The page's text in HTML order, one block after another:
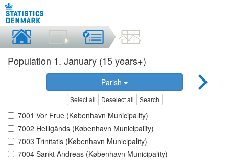
Population 1. January (15 years+)
Parish
Select all Deselect all Search
7001 Vor Frue (København Municipality)
7002 Helligånds (København Municipality)
7003 Trinitatis (København Municipality)
7004 Sankt Andreas (København Municipality)